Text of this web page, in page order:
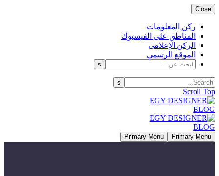
Close
ركن المعلومات
المناطق على الفيسبوك
الركن الإعلامى
الموقع الرسمي
Scroll Top
Primary Menu
Primary Menu